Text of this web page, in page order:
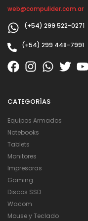
web@compulider.com.ar
(+54) 299 522-0271
(+54) 299 448-7991
CATEGORÍAS
Equipos Armados
Notebooks
Tablets
Monitores
Impresoras
Gaming
Discos SSD
Wacom
Mouse y Teclado